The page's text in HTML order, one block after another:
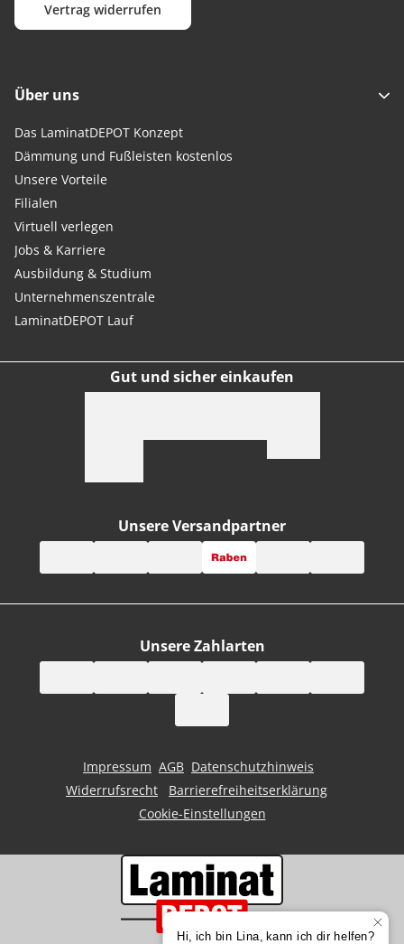
Vertrag widerrufen
Über uns
Das LaminatDEPOT Konzept
Dämmung und Fußleisten kostenlos
Unsere Vorteile
Filialen
Virtuell verlegen
Jobs & Karriere
Ausbildung & Studium
Unternehmenszentrale
LaminatDEPOT Lauf
Gut und sicher einkaufen
Unsere Zahlarten
Unsere Versandpartner
Impressum AGB Datenschutzhinweis
Widerrufsrecht
Barrierefreiheitserklärung
Cookie-Einstellungen